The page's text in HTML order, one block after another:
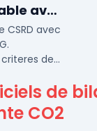
avec
avec
de
de
CO2